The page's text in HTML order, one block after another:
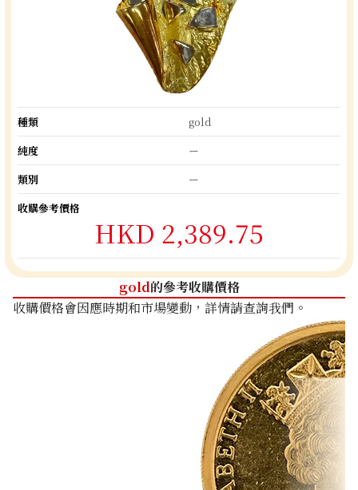
種類
gold
純度
ー
類別
ー
收購參考價格
HKD 2,389.75
gold的參考收購價格
收購價格會因應時期和市場變動，詳情請查詢我們。